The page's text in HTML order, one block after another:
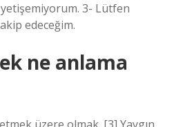
yetişemiyorum. 3- Lütfen
edeceğim.
ne anlama